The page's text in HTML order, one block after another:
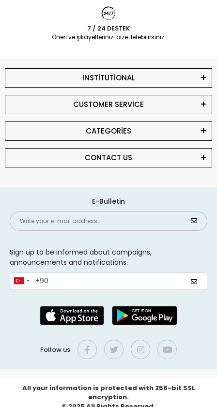
7 / 24 DESTEK
Öneri ve şikayetlerinizi bize iletebilirsiniz.
INSTİTUTİONAL
CUSTOMER SERVİCE
CATEGORİES
CONTACT US
E-Bulletin
Sign up to be informed about campaigns,
announcements and notifications.
Follow us
All your information is protected with 256-bit SSL
encryption.